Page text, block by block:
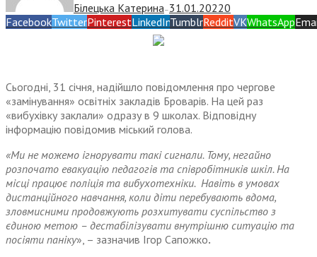
Білецька Катерина— 31.01.20220
FacebookTwitterPinterestLinkedInTumblrRedditVKWhatsApp
Сьогодні, 31 січня, надійшло повідомлення про чергове
«замінування» освітніх закладів Броварів. На цей раз
«вибухівку заклали» одразу в 9 школах. Відповідну
інформацію повідомив міський голова.
«Ми не можемо ігнорувати такі сигнали. Тому, негайно
розпочато евакуацію педагогів та співробітників шкіл. На
місці працює поліція та вибухотехніки. Навіть в умовах
дистанційного навчання, коли діти перебувають вдома,
зловмисними продовжують розхитувати суспільство з
єдиною метою – дестабілізувати внутрішню ситуацію та
посіяти паніку», – зазначив Ігор Сапожко.